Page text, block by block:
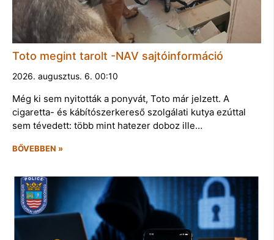
Toto megint tarolt -NAV sajtóinformáció
2026. augusztus. 6. 00:10
Még ki sem nyitották a ponyvát, Toto már jelzett. A
cigaretta- és kábítószerkereső szolgálati kutya ezúttal
sem tévedett: több mint hatezer doboz ille…
BŐVEBBEN »